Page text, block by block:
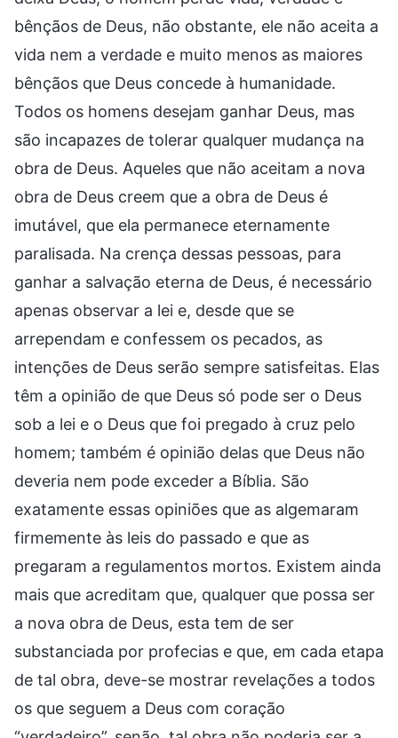
bênçãos de Deus, não obstante, ele não aceita a
vida nem a verdade e muito menos as maiores
bênçãos que Deus concede à humanidade.
Todos os homens desejam ganhar Deus, mas
são incapazes de tolerar qualquer mudança na
obra de Deus. Aqueles que não aceitam a nova
obra de Deus creem que a obra de Deus é
imutável, que ela permanece eternamente
paralisada. Na crença dessas pessoas, para
ganhar a salvação eterna de Deus, é necessário
apenas observar a lei e, desde que se
arrependam e confessem os pecados, as
intenções de Deus serão sempre satisfeitas. Elas
têm a opinião de que Deus só pode ser o Deus
sob a lei e o Deus que foi pregado à cruz pelo
homem; também é opinião delas que Deus não
deveria nem pode exceder a Bíblia. São
exatamente essas opiniões que as algemaram
firmemente às leis do passado e que as
pregaram a regulamentos mortos. Existem ainda
mais que acreditam que, qualquer que possa ser
a nova obra de Deus, esta tem de ser
substanciada por profecias e que, em cada etapa
de tal obra, deve-se mostrar revelações a todos
os que seguem a Deus com coração